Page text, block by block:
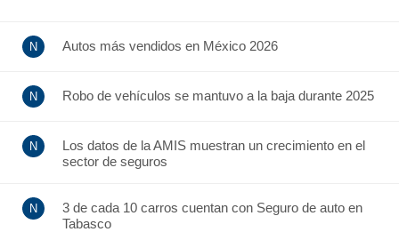
Autos más vendidos en México 2026
Robo de vehículos se mantuvo a la baja durante 2025
Los datos de la AMIS muestran un crecimiento en el
sector de seguros
3 de cada 10 carros cuentan con Seguro de auto en
Tabasco